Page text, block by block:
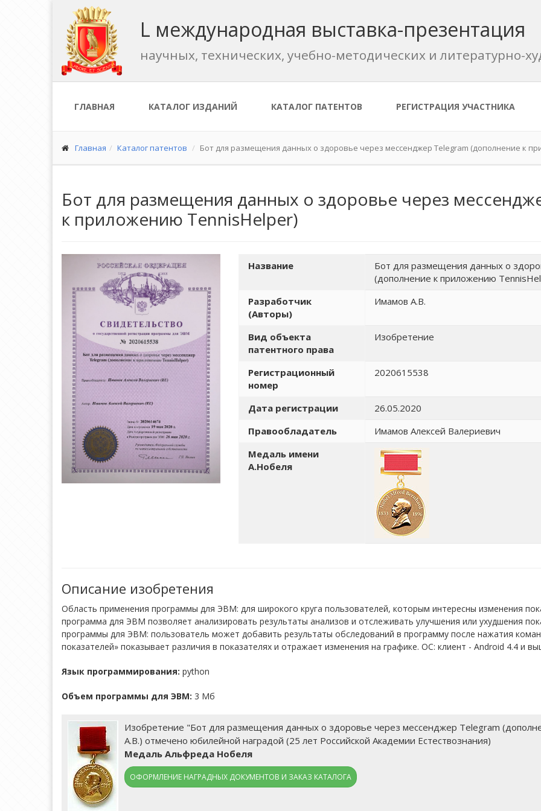
L международная выставка-презентация
научных, технических, учебно-методических и литературно-
ГЛАВНАЯ КАТАЛОГ ИЗДАНИЙ КАТАЛОГ ПАТЕНТОВ РЕГИСТРАЦИЯ УЧАСТНИКА
Главная Каталог патентов Бот для размещения данных о здоровье через мессенджер Telegram (дополнение к
Бот для размещения данных о здоровье через
к приложению TennisHelper)
Название
Бот для размещения данных о
(дополнение к приложению
Разработчик
(Авторы)
Имамов А.В.
Вид объекта
патентного права
Изобретение
Регистрационный
номер
2020615538
Дата регистрации
26.05.2020
Правообладатель
Имамов Алексей Валериевич
Медаль имени
А.Нобеля
Описание изобретения
Область применения программы для ЭВМ: для широкого круга пользователей, которым интересны изменения
программа для ЭВМ позволяет анализировать результаты анализов и отслеживать улучшения или ухудшения
программы для ЭВМ: пользователь может добавить результаты обследований в программу после нажатия
показателей» показывает различия в показателях и отражает изменения на графике. ОС: клиент - Android 4.4 и
Язык программирования: python
Объем программы для ЭВМ: 3 Мб
Изобретение "Бот для размещения данных о здоровье через мессенджер Telegram
А.В.) отмечено юбилейной наградой (25 лет Российской Академии Естествознания)
Медаль Альфреда Нобеля
ОФОРМЛЕНИЕ НАГРАДНЫХ ДОКУМЕНТОВ И ЗАКАЗ КАТАЛОГА